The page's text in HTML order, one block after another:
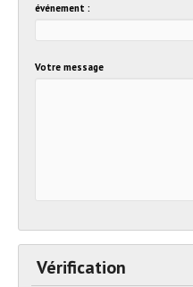
événement :
Votre message
Vérification